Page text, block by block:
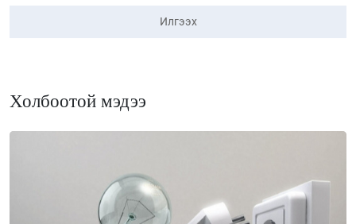
Илгээх
Холбоотой мэдээ